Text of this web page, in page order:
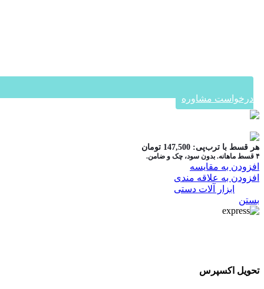
درخواست مشاوره
هر قسط با ترب‌پی: 147,500 تومان
۴ قسط ماهانه. بدون سود، چک و ضامن.
افزودن به مقایسه
افزودن به علاقه مندی
ابزار آلات دستی
بستن
تحویل اکسپرس